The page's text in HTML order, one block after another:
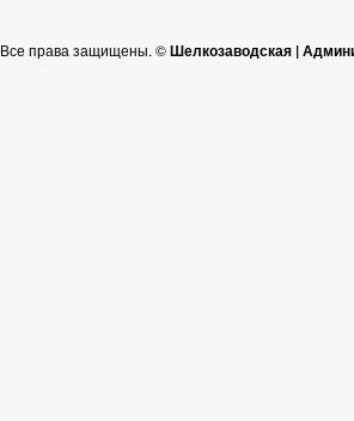
Все права защищены. ©Шелкозаводская |